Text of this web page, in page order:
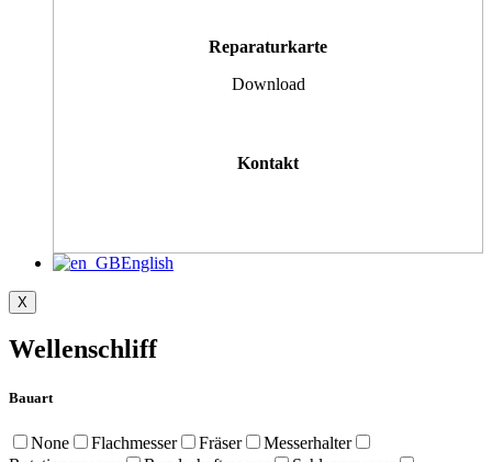
Reparaturkarte
Download
Kontakt
English
X
Wellenschliff
Bauart
None Flachmesser Fräser
Messerhalter